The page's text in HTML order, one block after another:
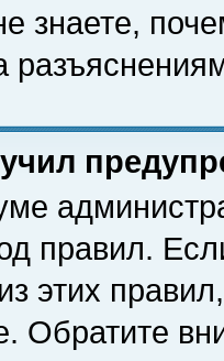
знаете,
правил.
этих
Обратите